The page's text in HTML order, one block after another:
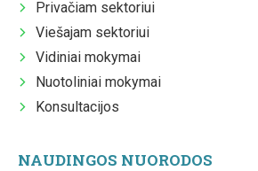
Privačiam sektoriui
Viešajam sektoriui
Vidiniai mokymai
Nuotoliniai mokymai
Konsultacijos
NAUDINGOS NUORODOS